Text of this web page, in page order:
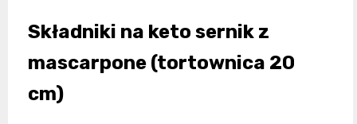
Składniki na keto sernik z
mascarpone (tortownica 20
cm)